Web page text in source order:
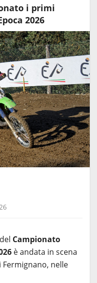
i primi
2026
Campionato
è andata in scena
Fermignano, nelle